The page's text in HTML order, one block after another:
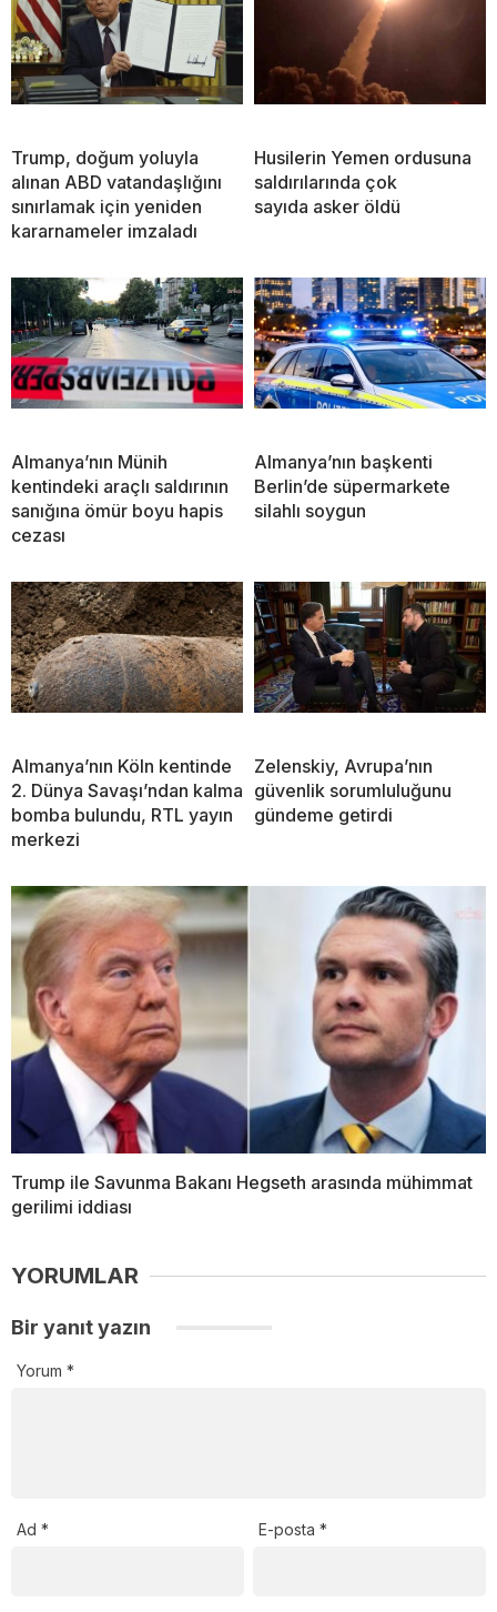
Trump, doğum yoluyla
alınan ABD vatandaşlığını
sınırlamak için yeniden
kararnameler imzaladı
Husilerin Yemen ordusuna
saldırılarında çok
sayıda asker öldü
Almanya’nın Münih
kentindeki araçlı saldırının
sanığına ömür boyu hapis
cezası
Almanya’nın başkenti
Berlin’de süpermarkete
silahlı soygun
Almanya’nın Köln kentinde
2. Dünya Savaşı’ndan kalma
bomba bulundu, RTL yayın
merkezi
Zelenskiy, Avrupa’nın
güvenlik sorumluluğunu
gündeme getirdi
Trump ile Savunma Bakanı Hegseth arasında mühimmat
gerilimi iddiası
YORUMLAR
Bir yanıt yazın
Yorum *
Ad * E-posta*